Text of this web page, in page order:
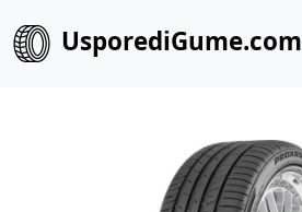
UsporediGume.com